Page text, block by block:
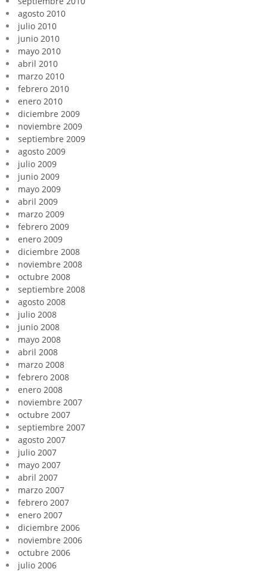
agosto 2010
julio 2010
junio 2010
mayo 2010
abril 2010
marzo 2010
febrero 2010
enero 2010
diciembre 2009
noviembre 2009
septiembre 2009
agosto 2009
julio 2009
junio 2009
mayo 2009
abril 2009
marzo 2009
febrero 2009
enero 2009
diciembre 2008
noviembre 2008
octubre 2008
septiembre 2008
agosto 2008
julio 2008
junio 2008
mayo 2008
abril 2008
marzo 2008
febrero 2008
enero 2008
noviembre 2007
octubre 2007
septiembre 2007
agosto 2007
julio 2007
mayo 2007
abril 2007
marzo 2007
febrero 2007
enero 2007
diciembre 2006
noviembre 2006
octubre 2006
julio 2006